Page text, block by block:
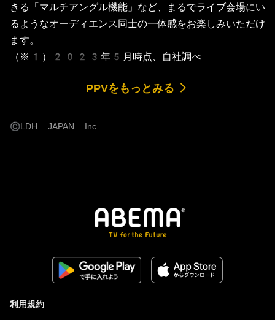
きる「マルチアングル機能」など、まるでライブ会場にい
るようなオーディエンス同士の一体感をお楽しみいただけ
ます。
（※1）2023年5月時点、自社調べ
PPVをもっとみる
©LDH JAPAN Inc.
利用規約